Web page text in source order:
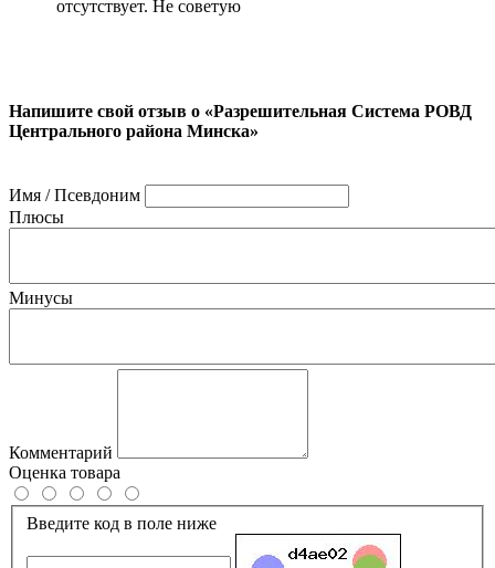
отсутствует. Не советую
Напишите свой отзыв о «Разрешительная Система РОВД
Центрального района Минска»
Имя / Псевдоним
Плюсы
Минусы
Комментарий
Оценка товара
Введите код в поле ниже